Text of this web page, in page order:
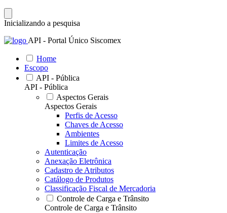
Inicializando a pesquisa
API - Portal Único Siscomex
Home
Escopo
API - Pública
API - Pública
Aspectos Gerais
Aspectos Gerais
Perfis de Acesso
Chaves de Acesso
Ambientes
Limites de Acesso
Autenticação
Anexação Eletrônica
Cadastro de Atributos
Catálogo de Produtos
Classificação Fiscal de Mercadoria
Controle de Carga e Trânsito
Controle de Carga e Trânsito